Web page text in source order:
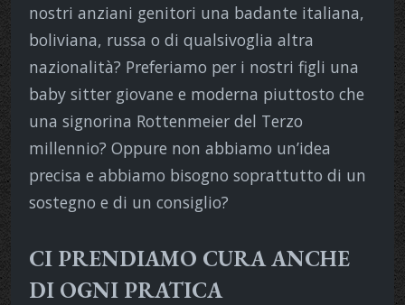
nostri anziani genitori una badante italiana,
boliviana, russa o di qualsivoglia altra
nazionalità? Preferiamo per i nostri figli una
baby sitter giovane e moderna piuttosto che
una signorina Rottenmeier del Terzo
millennio? Oppure non abbiamo un’idea
precisa e abbiamo bisogno soprattutto di un
sostegno e di un consiglio?
CI PRENDIAMO CURA ANCHE
DI OGNI PRATICA